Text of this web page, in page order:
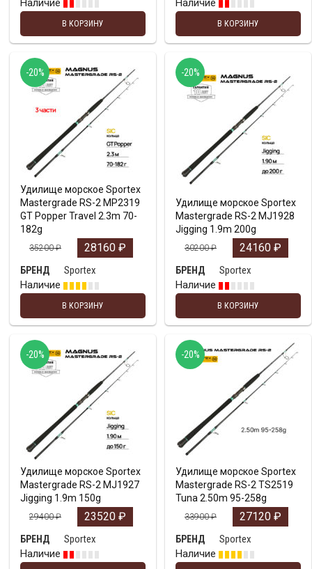
Наличие
В КОРЗИНУ
Наличие
В КОРЗИНУ
Удилище морское Sportex
Mastergrade RS-2 MP2319
GT Popper Travel 2.3m 70-
182g
35200₽ 28160 ₽
БРЕНД
Sportex
Наличие
В КОРЗИНУ
-20%
Удилище морское Sportex
Mastergrade RS-2 MJ1928
Jigging 1.9m 200g
30200₽ 24160 ₽
БРЕНД
Sportex
Наличие
В КОРЗИНУ
-20%
Удилище морское Sportex
Mastergrade RS-2 MJ1927
Jigging 1.9m 150g
29400₽ 23520 ₽
БРЕНД
Sportex
Наличие
-20%
Удилище морское Sportex
Mastergrade RS-2 TS2519
Tuna 2.50m 95-258g
33900₽ 27120 ₽
БРЕНД
Sportex
Наличие
-20%